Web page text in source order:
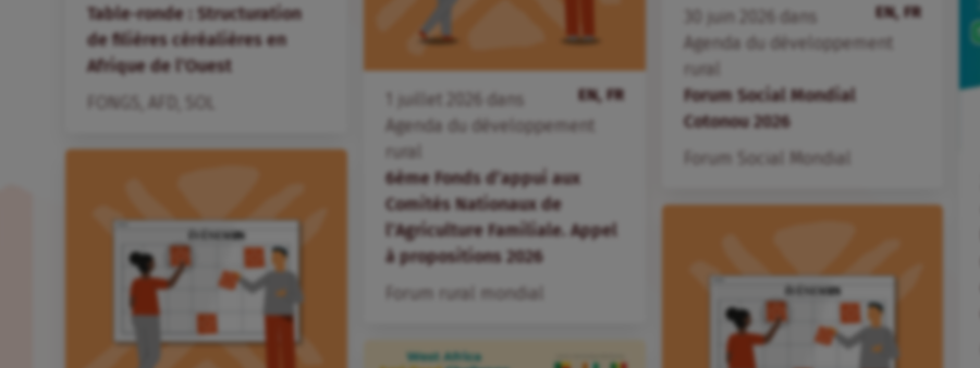
Table-ronde : Structuration
de filières céréalières en
Afrique de l’Ouest
FONGS
EN, FR
juillet
dans
Agenda du développement
rural
6ème Fonds d’appui aux
Comités Nationaux de
l’Agriculture Familiale. Appel
à propositions 2026
Forum rural mondial
EN, FR
juin
dans
Agenda du développement
rural
Forum Social Mondial
Cotonou 2026
Forum Social Mondial